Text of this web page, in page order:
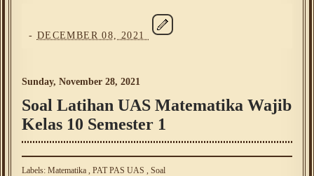
- DECEMBER 08, 2021
Sunday, November 28, 2021
Soal Latihan UAS Matematika Wajib
Kelas 10 Semester 1
Labels: Matematika , PAT PAS UAS , Soal